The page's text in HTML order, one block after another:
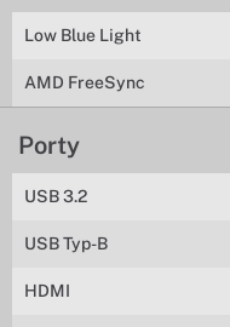
Low Blue Light
AMD FreeSync
Porty
USB 3.2
USB Typ-B
HDMI